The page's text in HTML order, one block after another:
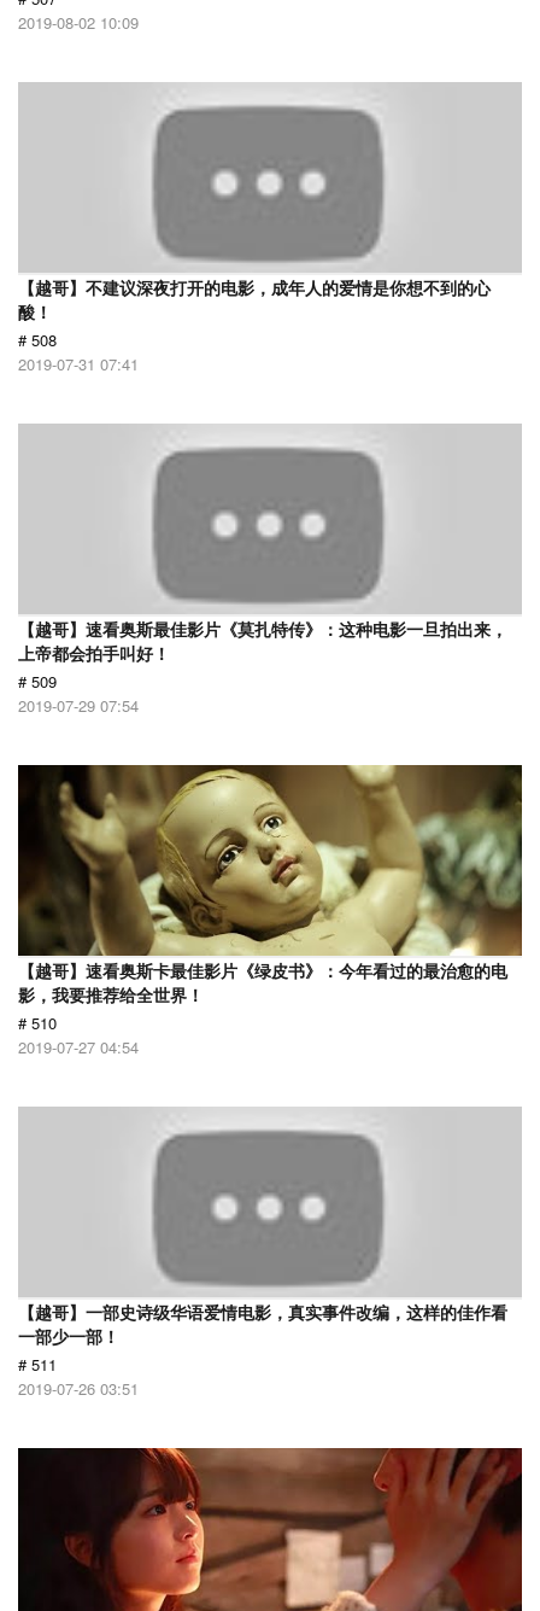
2019-08-02 10:09
【越哥】不建议深夜打开的电影，成年人的爱情是你想不到的心
酸！
# 508
2019-07-31 07:41
【越哥】速看奥斯最佳影片《莫扎特传》：这种电影一旦拍出来，
上帝都会拍手叫好！
# 509
2019-07-29 07:54
【越哥】速看奥斯卡最佳影片《绿皮书》：今年看过的最治愈的电
影，我要推荐给全世界！
# 510
2019-07-27 04:54
【越哥】一部史诗级华语爱情电影，真实事件改编，这样的佳作看
一部少一部！
# 511
2019-07-26 03:51